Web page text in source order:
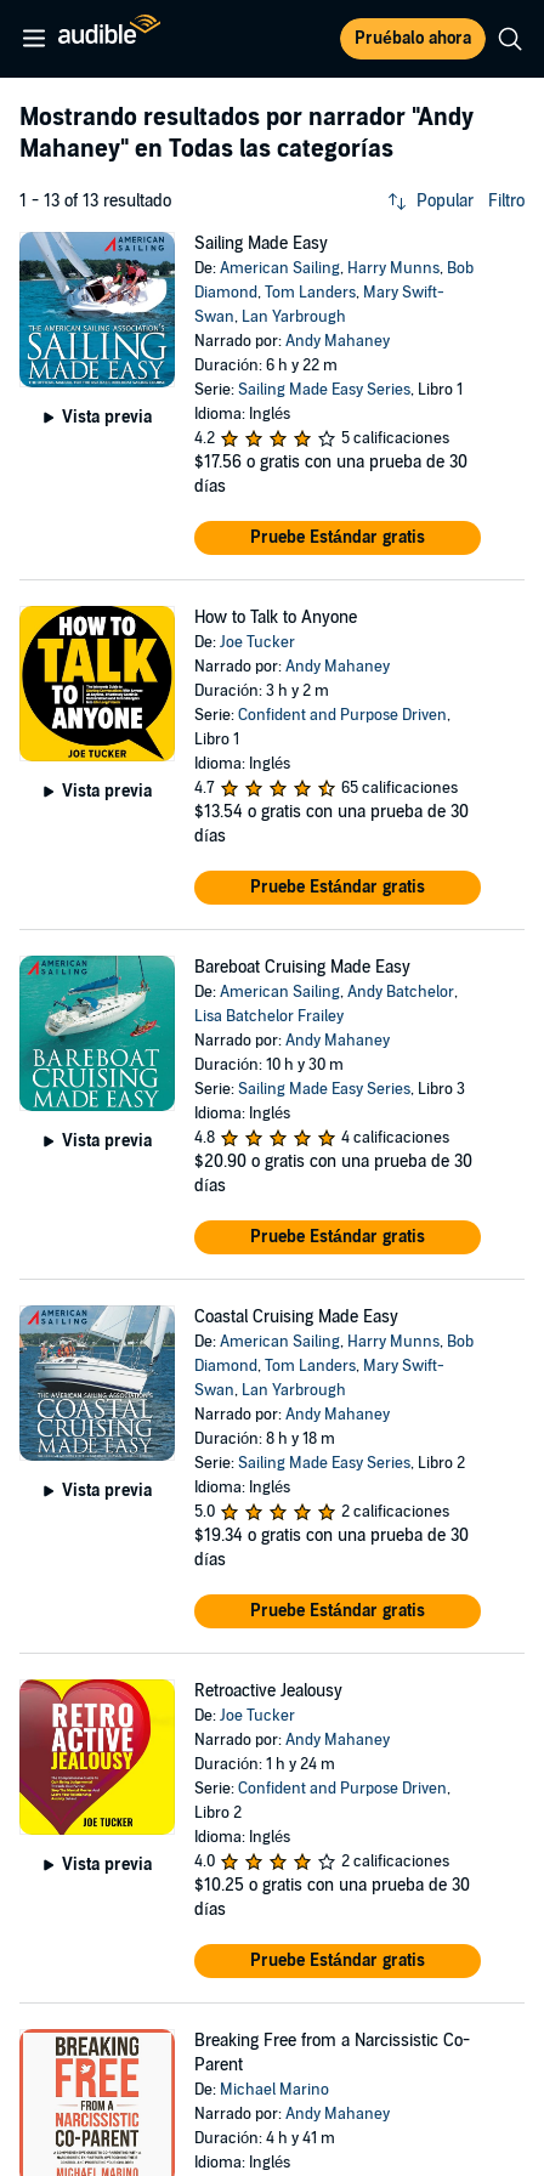
Pruébalo ahora
Mostrando resultados por narrador "Andy
Mahaney" en Todas las categorías
1 - 13 of 13 resultado Popular Filtro
Vista previa
Sailing Made Easy
De:American Sailing, Harry Munns, Bob
Diamond,Tom Landers, Mary Swift-
Swan, Lan Yarbrough
Narrado por:Andy Mahaney
Duración: 6 h y 22 m
Serie:Sailing Made Easy Series, Libro 1
Idioma: Inglés
4.2
5 calificaciones
$17.56 o gratis con una prueba de 30
días
Pruebe Estándar gratis
Vista previa
How to Talk to Anyone
De:Joe Tucker
Narrado por:Andy Mahaney
Duración: 3 h y 2 m
Serie:Confident and Purpose Driven,
Libro 1
Idioma: Inglés
4.7
65 calificaciones
$13.54 o gratis con una prueba de 30
días
Pruebe Estándar gratis
Vista previa
Bareboat Cruising Made Easy
De:American Sailing,Andy Batchelor,
Lisa Batchelor Frailey
Narrado por:Andy Mahaney
Duración: 10 h y 30 m
Serie:Sailing Made Easy Series, Libro 3
Idioma: Inglés
4.8
4 calificaciones
$20.90 o gratis con una prueba de 30
días
Pruebe Estándar gratis
Vista previa
Coastal Cruising Made Easy
De:American Sailing, Harry Munns, Bob
Diamond,Tom Landers, Mary Swift-
Swan, Lan Yarbrough
Narrado por:Andy Mahaney
Duración: 8 h y 18 m
Serie:Sailing Made Easy Series, Libro 2
Idioma: Inglés
5.0
2 calificaciones
$19.34 o gratis con una prueba de 30
días
Pruebe Estándar gratis
Vista previa
Retroactive Jealousy
De:Joe Tucker
Narrado por:Andy Mahaney
Duración: 1 h y 24 m
Serie:Confident and Purpose Driven,
Libro 2
Idioma: Inglés
4.0
2 calificaciones
$10.25 o gratis con una prueba de 30
días
Pruebe Estándar gratis
Breaking Free from a Narcissistic Co-
Parent
De: Michael Marino
Narrado por:Andy Mahaney
Duración: 4 h y 41 m
Idioma: Inglés